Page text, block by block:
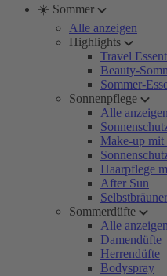
☀️ Sommer
Alle anzeigen
Highlights
Travel
Beauty-
Sommer-
Sonnenpflege
Alle anzeigen
Make-up
Haarpflege
After Sun
Selbstbräuner
Sommerdüfte
Alle anzeigen
Damendüfte
Herrendüfte
Bodyspray